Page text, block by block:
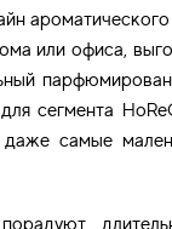
или офиса,
сегмента
даже самые